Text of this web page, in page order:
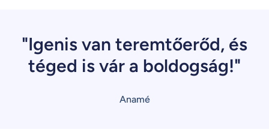
"Igenis van teremtőerőd, és
téged is vár a boldogság!"
Anamé